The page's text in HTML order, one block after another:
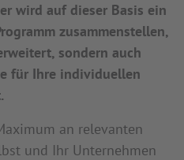
wird auf dieser Basis ein
zusammenstellen,
sondern auch
für Ihre individuellen
an relevanten
und Ihr Unternehmen